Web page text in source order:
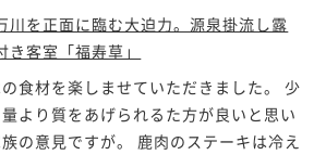
川を正面に臨む大迫力。源泉掛流し露
き客室「福寿草」
食材を楽しませていただきました。 少
より質をあげられるた方が良いと思い
の意見ですが。 鹿肉のステーキは冷え